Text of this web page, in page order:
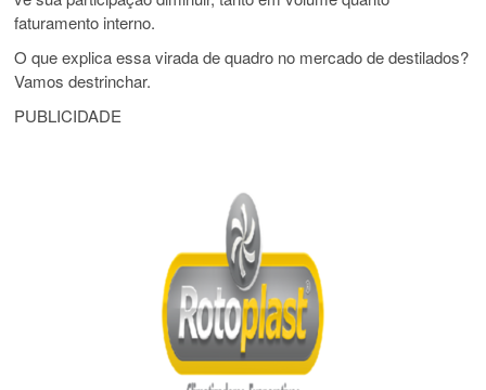
faturamento interno.
O que explica essa virada de quadro no mercado de destilados?
Vamos destrinchar.
PUBLICIDADE